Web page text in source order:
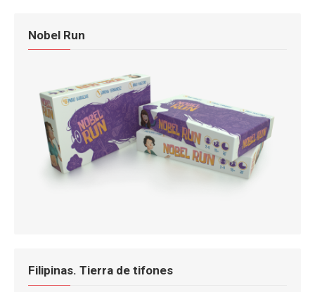
Nobel Run
Filipinas. Tierra de tifones